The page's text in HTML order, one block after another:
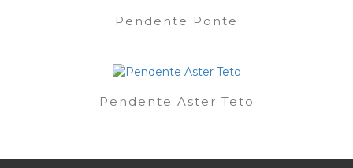
Pendente Ponte
Pendente Aster Teto